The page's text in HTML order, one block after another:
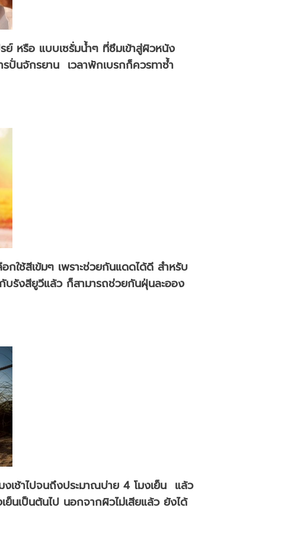
หรือ แบบเซรั่มน้ำๆ ที่ซึมเข้าสู่ผิวหนัง
ปั่นจักรยาน เวลาพักเบรกก็ควรทาซ้ำ
ใช้สีเข้มๆ เพราะช่วยกันแดดได้ดี สำหรับ
รังสียูวีแล้ว ก็สามารถช่วยกันฝุ่นละออง
เช้าไปจนถึงประมาณบ่าย 4 โมงเย็น แล้ว
ย็นเป็นต้นไป นอกจากผิวไม่เสียแล้ว ยังได้